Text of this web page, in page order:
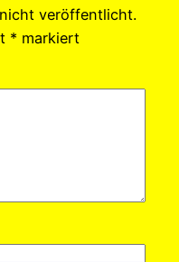
veröffentlicht.
* markiert